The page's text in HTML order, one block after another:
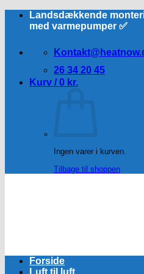
FortsætLandsdækkende
med varmepumper ✅
26 34 20 45
Kurv / 0 kr.
Ingen varer i kurven.
Tilbage til shoppen
Forside
Luft til luft